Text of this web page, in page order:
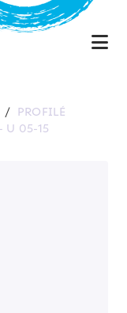
/
PROFILÉ
U 05-15